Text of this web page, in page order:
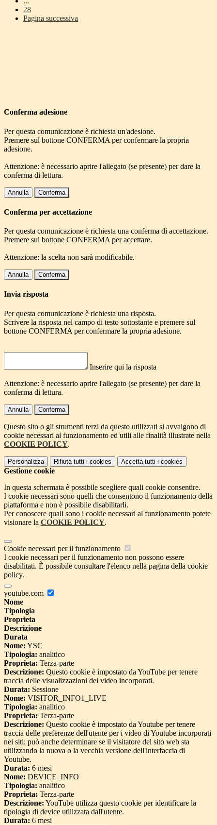
28
Pagina successiva
Conferma adesione
Per questa comunicazione è richiesta un'adesione.
Premere sul bottone CONFERMA per confermare la propria
adesione.
Attenzione: è necessario aprire l'allegato (se presente) per dare la
conferma di lettura.
Annulla Conferma
Conferma per accettazione
Per questa comunicazione è richiesta una conferma di accettazione.
Premere sul bottone CONFERMA per accettare.
Attenzione: la scelta non sarà modificabile.
Annulla Conferma
Invia risposta
Per questa comunicazione è richiesta una risposta.
Scrivere la risposta nel campo di testo sottostante e premere sul
bottone CONFERMA per confermare la propria adesione.
Inserire qui la risposta
Attenzione: è necessario aprire l'allegato (se presente) per dare la
conferma di lettura.
Annulla Conferma
Questo sito o gli strumenti terzi da questo utilizzati si avvalgono di
cookie necessari al funzionamento ed utili alle finalità illustrate nella
COOKIE POLICY.
Personalizza Rifiuta tutti i cookies Accetta tutti i cookies
Gestione cookie
In questa schermata è possibile scegliere quali cookie consentire.
I cookie necessari sono quelli che consentono il funzionamento della
piattaforma e non è possibile disabilitarli.
Per conoscere quali sono i cookie necessari al funzionamento potete
visionare la COOKIE POLICY.
Cookie necessari per il funzionamento
I cookie necessari per il funzionamento non possono essere
disabilitati. È possibile consultare l'elenco nella pagina della cookie
policy.
youtube.com
Nome
Tipologia
Proprieta
Descrizione
Durata
Nome: YSC
Tipologia: analitico
Proprieta: Terza-parte
Descrizione: Questo cookie è impostato da YouTube per tenere
traccia delle visualizzazioni dei video incorporati.
Durata: Sessione
Nome: VISITOR_INFO1_LIVE
Tipologia: analitico
Proprieta: Terza-parte
Descrizione: Questo cookie è impostato da Youtube per tenere
traccia delle preferenze dell'utente per i video di Youtube incorporati
nei siti; può anche determinare se il visitatore del sito web sta
utilizzando la nuova o la vecchia versione dell'interfaccia di
Youtube.
Durata: 6 mesi
Nome: DEVICE_INFO
Tipologia: analitico
Proprieta: Terza-parte
Descrizione: YouTube utilizza questo cookie per identificare la
tipologia di device utilizzata dall'utente.
Durata: 6 mesi